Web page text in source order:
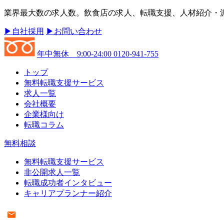
業界最大数の求人数。飲食店の求人、転職支援、人材紹介・
▶︎自社採用 ▶︎お問い合わせ
年中無休 9:00-24:00 0120-941-755
トップ
無料転職支援サービス
求人一覧
会社概要
企業様向け
転職コラム
無料相談
無料転職支援サービス
非公開求人一覧
転職成功者インタビュー
キャリアプランナー紹介